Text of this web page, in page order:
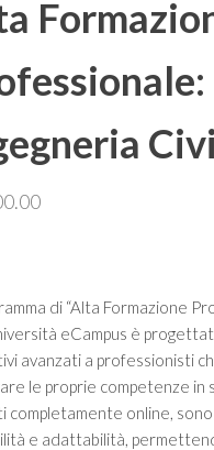
di “Alta Formazione
eCampus è
avanzati a professionisti
le proprie competenze in
completamente online,
e adattabilità,